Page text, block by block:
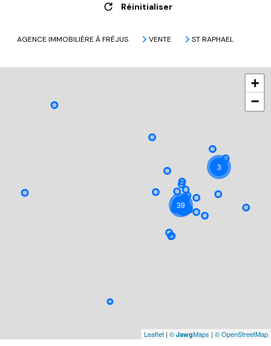
Réinitialiser
AGENCE IMMOBILIÈRE À FRÉJUS VENTE ST RAPHAEL
3
39
+
−
Leaflet | © JawgMaps | © OpenStreetMap